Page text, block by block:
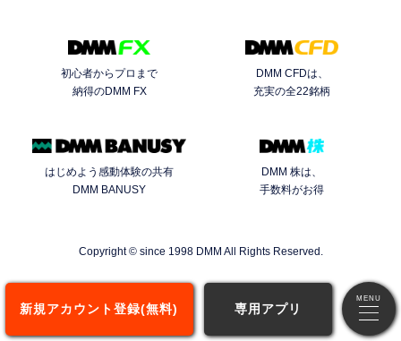
新規アカウント登録(無料) 専用アプリ
初心者からプロまで
納得のDMM FX
DMM CFDは、
充実の全22銘柄
はじめよう感動体験の共有
DMM BANUSY
DMM 株は、
手数料がお得
Copyright © since 1998 DMM All Rights Reserved.